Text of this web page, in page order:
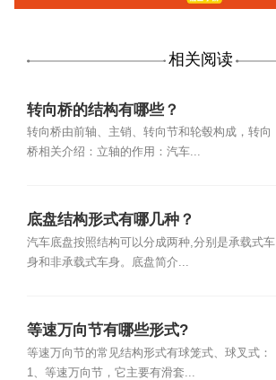
相关阅读
转向桥的结构有哪些？
转向桥由前轴、主销、转向节和轮毂构成，转向
桥相关介绍：立轴的作用：汽车...
底盘结构形式有哪几种？
汽车底盘按照结构可以分成两种,分别是承载式车
身和非承载式车身。底盘简介...
等速万向节有哪些形式?
等速万向节的常见结构形式有球笼式、球叉式：
1、等速万向节，它主要有滑套...